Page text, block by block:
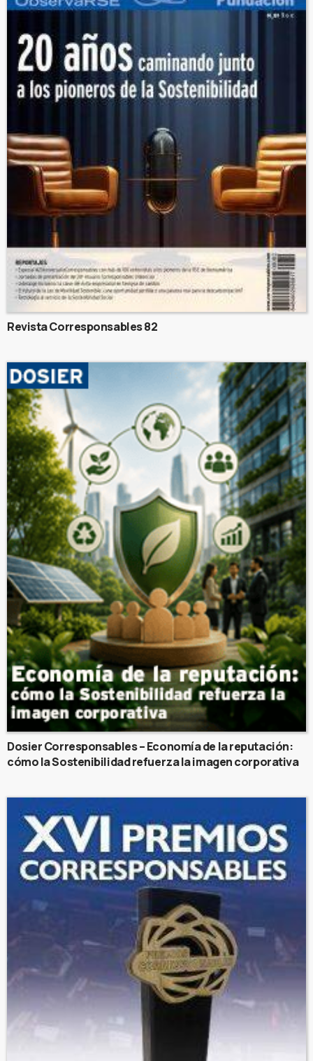
Revista Corresponsables 82
Dosier Corresponsables – Economía de la reputación:
cómo la Sostenibilidad refuerza la imagen corporativa